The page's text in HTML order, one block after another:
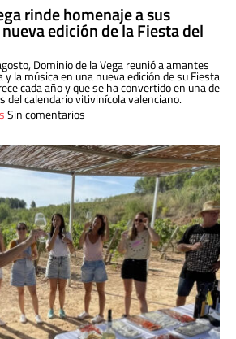
rinde homenaje a sus
edición de la Fiesta del
Dominio de la Vega reunió a amantes
la música en una nueva edición de su Fiesta
cada año y que se ha convertido en una de
del calendario vitivinícola valenciano.
Sin comentarios